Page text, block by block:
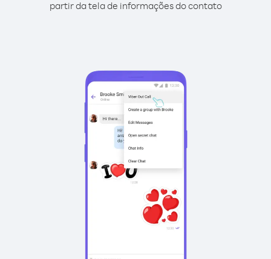
partir da tela de informações do contato